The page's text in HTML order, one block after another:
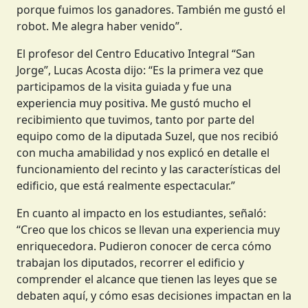
porque fuimos los ganadores. También me gustó el
robot. Me alegra haber venido”.
El profesor del Centro Educativo Integral “San
Jorge”, Lucas Acosta dijo: “Es la primera vez que
participamos de la visita guiada y fue una
experiencia muy positiva. Me gustó mucho el
recibimiento que tuvimos, tanto por parte del
equipo como de la diputada Suzel, que nos recibió
con mucha amabilidad y nos explicó en detalle el
funcionamiento del recinto y las características del
edificio, que está realmente espectacular.”
En cuanto al impacto en los estudiantes, señaló:
“Creo que los chicos se llevan una experiencia muy
enriquecedora. Pudieron conocer de cerca cómo
trabajan los diputados, recorrer el edificio y
comprender el alcance que tienen las leyes que se
debaten aquí, y cómo esas decisiones impactan en la